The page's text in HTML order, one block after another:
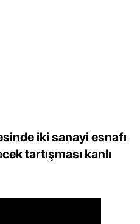
iki sanayi esnafı
tartışması kanlı